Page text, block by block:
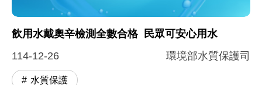
飲用水戴奧辛檢測全數合格 民眾可安心用水
114-12-26
環境部水質保護司
水質保護